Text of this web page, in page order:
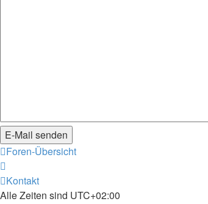
Foren-Übersicht
Kontakt
Alle Zeiten sind UTC+02:00